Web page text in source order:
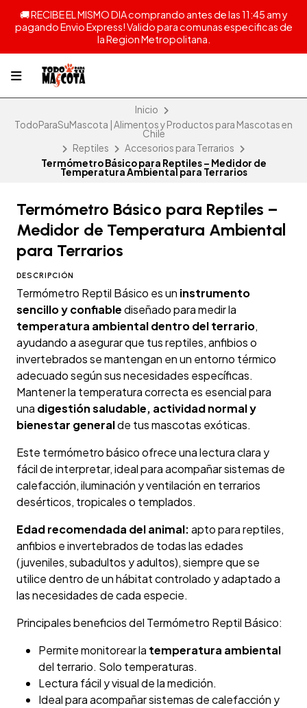
🚚 RECIBE EL MISMO DIA comprando antes de las 11:45 am y
pagando Envio Express! Valido para comunas especificas de
la Region Metropolitana.
Inicio
TodoParaSuMascota | Alimentos y Productos para Mascotas en
Chile
Reptiles
Accesorios para Terrarios
Termómetro Básico para Reptiles – Medidor de
Temperatura Ambiental para Terrarios
Termómetro Básico para Reptiles –
Medidor de Temperatura Ambiental
para Terrarios
DESCRIPCIÓN
Termómetro Reptil Básico es un instrumento
sencillo y confiablediseñado para medir la
temperatura ambiental dentro del terrario,
ayudando a asegurar que tus reptiles, anfibios o
invertebrados se mantengan en un entorno térmico
adecuado según sus necesidades específicas.
Mantener la temperatura correcta es esencial para
una digestión saludable, actividad normal y
bienestar generalde tus mascotas exóticas.
Este termómetro básico ofrece una lectura clara y
fácil de interpretar, ideal para acompañar sistemas de
calefacción, iluminación y ventilación en terrarios
desérticos, tropicales o templados.
Edad recomendada del animal:apto para reptiles,
anfibios e invertebrados de todas las edades
(juveniles, subadultos y adultos), siempre que se
utilice dentro de un hábitat controlado y adaptado a
las necesidades de cada especie.
Principales beneficios del Termómetro Reptil Básico:
Permite monitorear la temperatura ambiental
del terrario. Solo temperaturas.
Lectura fácil y visual de la medición.
Ideal para acompañar sistemas de calefacción y